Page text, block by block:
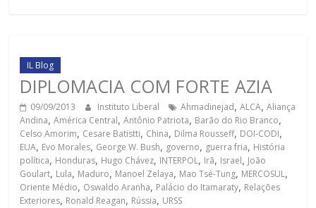
IL Blog
DIPLOMACIA COM FORTE AZIA
09/09/2013 Instituto Liberal Ahmadinejad,ALCA,Aliança
Andina,América Central,Antônio Patriota, Barão do Rio Branco,
Celso Amorim, Cesare Batistti, China, Dilma Rousseff, DOI-CODI,
EUA, Evo Morales, George W. Bush, governo, guerra fria, História
política, Honduras, Hugo Chávez, INTERPOL, Irã, Israel, João
Goulart, Lula, Maduro, Manoel Zelaya, Mao Tsé-Tung, MERCOSUL,
Oriente Médio, Oswaldo Aranha, Palácio do Itamaraty, Relações
Exteriores, Ronald Reagan, Rússia, URSS